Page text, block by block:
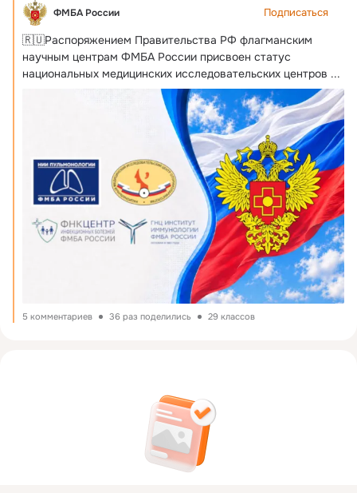
ФМБА России Подписаться
🇷🇺Распоряжением Правительства РФ флагманским
научным центрам ФМБА России присвоен статус
национальных медицинских исследовательских центров ...
5 комментариев 36 раз поделились 29 классов